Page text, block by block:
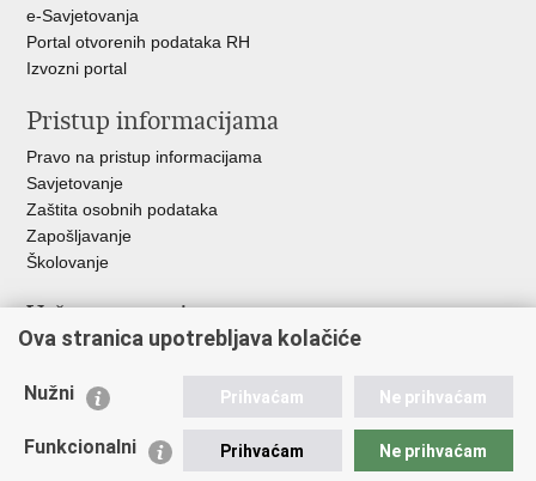
e-Savjetovanja
Portal otvorenih podataka RH
Izvozni portal
Pristup informacijama
Pravo na pristup informacijama
Savjetovanje
Zaštita osobnih podataka
Zapošljavanje
Školovanje
Važne poveznice
Ministarstvo unutarnjih poslova
Udruge
Policijska akademija
Ova stranica upotrebljava kolačiće
Nužni Prihvaćam Ne prihvaćam
Funkcionalni Prihvaćam Ne prihvaćam